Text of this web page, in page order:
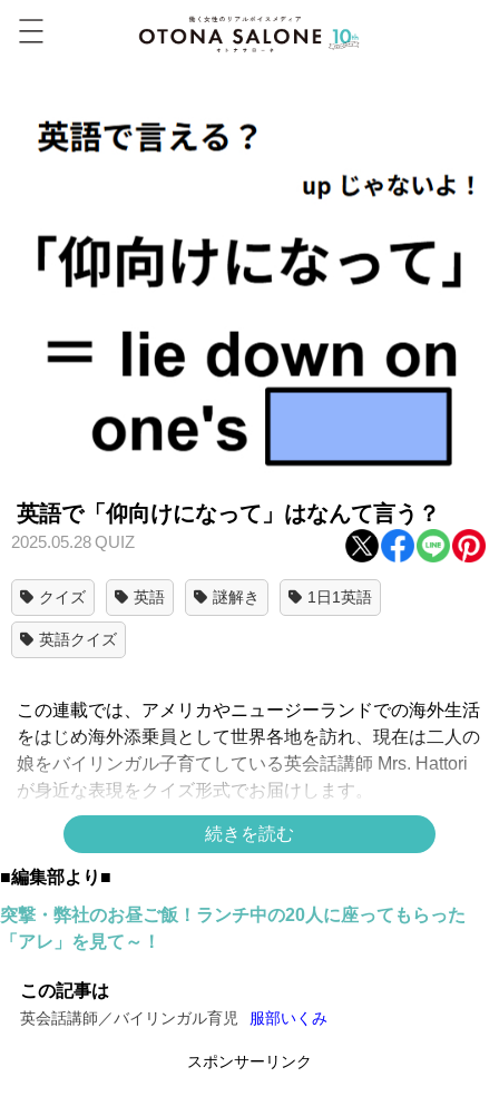
英語で「仰向けになって」はなんて言う？
2025.05.28QUIZ
クイズ 英語 謎解き 1日1英語
英語クイズ
この連載では、アメリカやニュージーランドでの海外生活
をはじめ海外添乗員として世界各地を訪れ、現在は二人の
娘をバイリンガル子育てしている英会話講師 Mrs. Hattori
が身近な表現をクイズ形式でお届けします。
「仰向けになって」って英語で言えますか？
正解は
↓
↓
↓
スポンサーリンク
続きを読む
■編集部より■
突撃・弊社のお昼ご飯！ランチ中の20人に座ってもらった
「アレ」を見て～！
この記事は
英会話講師／バイリンガル育児 服部いくみ
スポンサーリンク